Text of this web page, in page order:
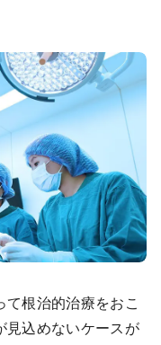
根治的治療をおこ
見込めないケースが